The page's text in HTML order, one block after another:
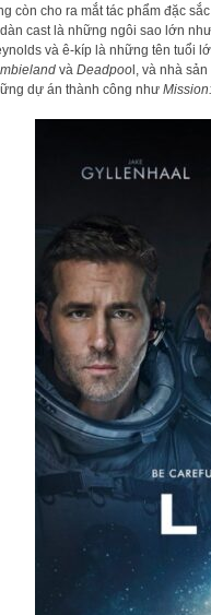
còn cho ra mắt tác phẩm đặc
cast là những ngôi sao lớn
và ê-kíp là những tên tuổi
và Deadpool, và nhà
dự án thành công như